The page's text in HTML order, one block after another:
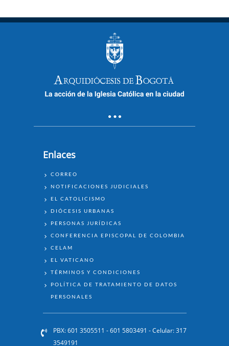
Enlaces
ENLACES
CORREO
NOTIFICACIONES JUDICIALES
EL CATOLICISMO
DIÓCESIS URBANAS
PERSONAS JURÍDICAS
CONFERENCIA EPISCOPAL DE COLOMBIA
CELAM
EL VATICANO
TÉRMINOS Y CONDICIONES
POLÍTICA DE TRATAMIENTO DE DATOS
PERSONALES
PBX: 601 3505511 - 601 5803491 - Celular: 317
3549191